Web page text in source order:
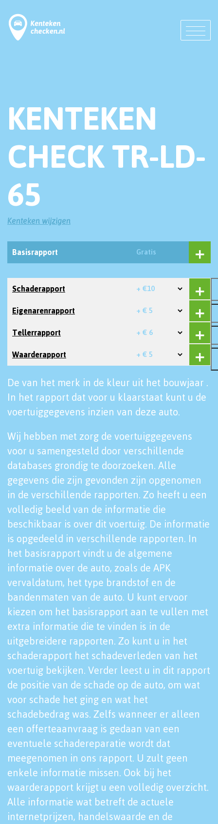
KENTEKEN
CHECK TR-LD-
65
Kenteken wijzigen
Basisrapport Gratis
Schaderapport + €10
Eigenarenrapport + € 5
Tellerrapport + € 6
Waarderapport + € 5
De van het merk in de kleur uit het bouwjaar .
In het rapport dat voor u klaarstaat kunt u de
voertuiggegevens inzien van deze auto.
Wij hebben met zorg de voertuiggegevens
voor u samengesteld door verschillende
databases grondig te doorzoeken. Alle
gegevens die zijn gevonden zijn opgenomen
in de verschillende rapporten. Zo heeft u een
volledig beeld van de informatie die
beschikbaar is over dit voertuig. De informatie
is opgedeeld in verschillende rapporten. In
het basisrapport vindt u de algemene
informatie over de auto, zoals de APK
vervaldatum, het type brandstof en de
bandenmaten van de auto. U kunt ervoor
kiezen om het basisrapport aan te vullen met
extra informatie die te vinden is in de
uitgebreidere rapporten. Zo kunt u in het
schaderapport het schadeverleden van het
voertuig bekijken. Verder leest u in dit rapport
de positie van de schade op de auto, om wat
voor schade het ging en wat het
schadebedrag was. Zelfs wanneer er alleen
een offerteaanvraag is gedaan van een
eventuele schadereparatie wordt dat
meegenomen in ons rapport. U zult geen
enkele informatie missen. Ook bij het
waarderapport krijgt u een volledig overzicht.
Alle informatie wat betreft de actuele
internetprijzen, handelswaarde en de